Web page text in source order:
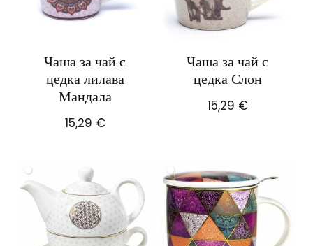
Чаша за чай с
цедка лилава
Мандала
15,29 €
Чаша за чай с
цедка Слон
15,29 €